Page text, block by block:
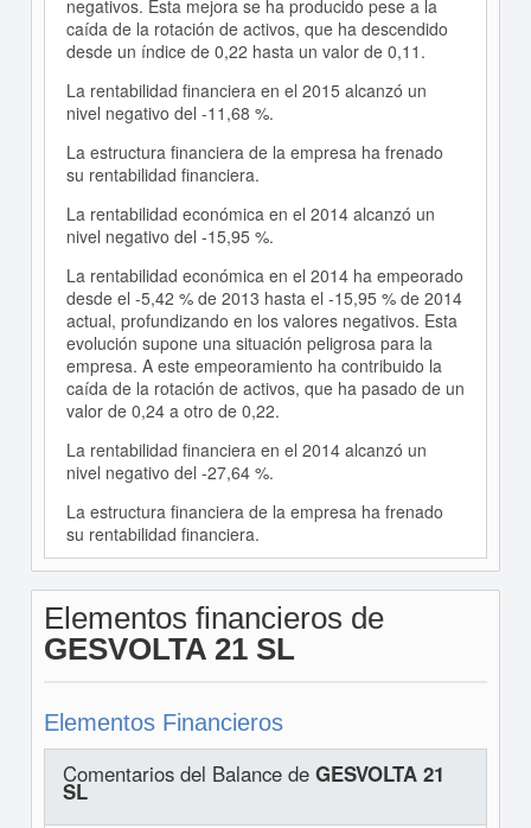
negativos. Esta mejora se ha producido pese a la
caída de la rotación de activos, que ha descendido
desde un índice de 0,22 hasta un valor de 0,11.
La rentabilidad financiera en el 2015 alcanzó un
nivel negativo del -11,68 %.
La estructura financiera de la empresa ha frenado
su rentabilidad financiera.
La rentabilidad económica en el 2014 alcanzó un
nivel negativo del -15,95 %.
La rentabilidad económica en el 2014 ha empeorado
desde el -5,42 % de 2013 hasta el -15,95 % de 2014
actual, profundizando en los valores negativos. Esta
evolución supone una situación peligrosa para la
empresa. A este empeoramiento ha contribuido la
caída de la rotación de activos, que ha pasado de un
valor de 0,24 a otro de 0,22.
La rentabilidad financiera en el 2014 alcanzó un
nivel negativo del -27,64 %.
La estructura financiera de la empresa ha frenado
su rentabilidad financiera.
Elementos financieros de
GESVOLTA 21 SL
Elementos Financieros
Comentarios del Balance de GESVOLTA 21
SL